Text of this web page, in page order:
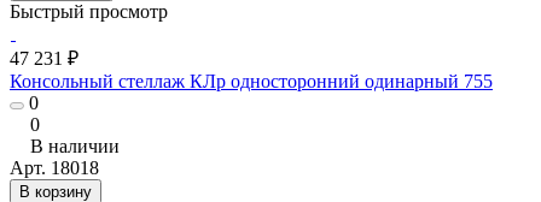
Быстрый просмотр
47 231 ₽
Консольный стеллаж КЛр односторонний одинарный 755
0
0
В наличии
Арт. 18018
В корзину